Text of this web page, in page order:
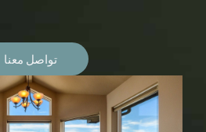
تواصل معنا